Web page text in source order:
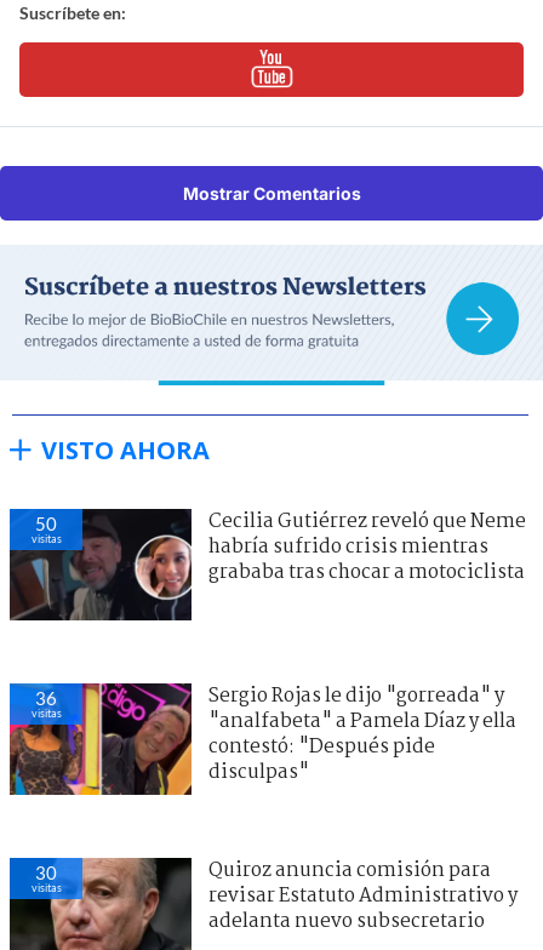
Suscríbete en:
Mostrar Comentarios
VISTO AHORA
50
visitas
Cecilia Gutiérrez reveló que Neme
habría sufrido crisis mientras
grababa tras chocar a motociclista
36
visitas
Sergio Rojas le dijo "gorreada" y
"analfabeta" a Pamela Díaz y ella
contestó: "Después pide
disculpas"
30
visitas
Quiroz anuncia comisión para
revisar Estatuto Administrativo y
adelanta nuevo subsecretario